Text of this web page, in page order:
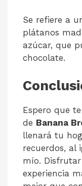
Se refiere a
plátanos
azúcar, que
chocolate.
Espero que
de Banana
llenará tu
recuerdos, al
mío.
experiencia